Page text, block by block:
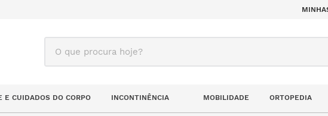
O que procura hoje?
E CUIDADOS DO CORPO INCONTINÊNCIA MOBILIDADE ORTOPEDIA